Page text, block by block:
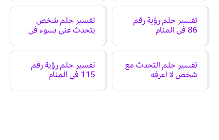
تفسير حلم رؤية رقم
86 في المنام
تفسير حلم شخص
يتحدث عني بسوء في
تفسير حلم التحدث مع
شخص لا اعرفه
تفسير حلم رؤية رقم
115 في المنام